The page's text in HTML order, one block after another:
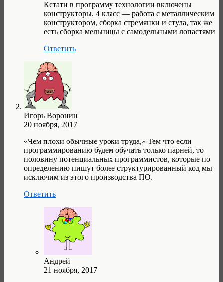
Кстати в программу технологии включены
конструкторы. 4 класс — работа с металлическим
конструктором, сборка стремянки и стула, так же
есть сборка мельницы с самодельными лопастями
Ответить
Игорь Воронин
20 ноября, 2017
«Чем плохи обычные уроки труда,» Тем что если
программированию будем обучать только парней, то
половину потенциальных программистов, которые по
определению пишут более структурированный код мы
исключим из этого производства ПО.
Ответить
Андрей
21 ноября, 2017